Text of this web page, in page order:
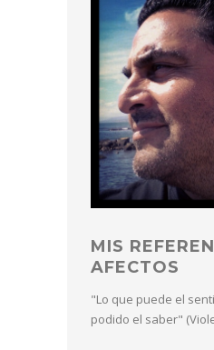
MIS
AFECTOS
"Lo que puede el
podido el saber"